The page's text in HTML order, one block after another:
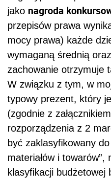
jako nagroda
przepisów prawa
mocy prawa) każde
wymaganą średnią
zachowanie otrzymuje
W związku z tym, w
typowy prezent, który
(zgodnie z
rozporządzenia z 2
być zaklasyfikowany
materiałów i towarów”,
klasyfikacji budżetowej